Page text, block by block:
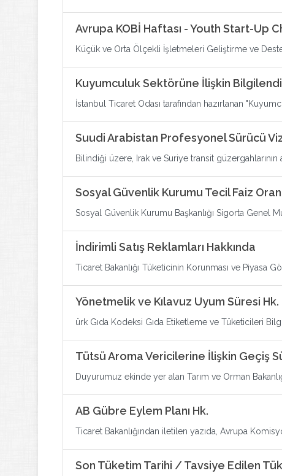
Avrupa KOBİ Haftası - Youth Start-Up
Küçük ve Orta Ölçekli İşletmeleri Geliştirme ve
Kuyumculuk Sektörüne İlişkin
İstanbul Ticaret Odası tarafından hazırlanan
Suudi Arabistan Profesyonel Sürücü
Bilindiği üzere, Irak ve Suriye transit güzergahlarının
Sosyal Güvenlik Kurumu Tecil Faiz
Sosyal Güvenlik Kurumu Başkanlığı Sigorta Genel
İndirimli Satış Reklamları Hakkında
Ticaret Bakanlığı Tüketicinin Korunması ve Piyasa
Yönetmelik ve Kılavuz Uyum Süresi Hk.
ürk Gıda Kodeksi Gıda Etiketleme ve Tüketicileri
Tütsü Aroma Vericilerine İlişkin Geçiş
Duyurumuz ekinde yer alan Tarım ve Orman
AB Gübre Eylem Planı Hk.
Ticaret Bakanlığından iletilen yazıda, Avrupa
Son Tüketim Tarihi / Tavsiye Edilen